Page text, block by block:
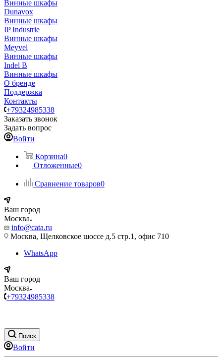
Винные шкафы
Dunavox
Винные шкафы
IP Industrie
Винные шкафы
Meyvel
Винные шкафы
Indel B
Винные шкафы
О бренде
Поддержка
Контакты
+79324985338
Заказать звонок
Задать вопрос
Войти
Корзина0
Отложенные0
Сравнение товаров0
Ваш город
Москва
info@cata.ru
Москва, Щелковское шоссе д.5 стр.1, офис 710
WhatsApp
Ваш город
Москва
+79324985338
Поиск
Войти